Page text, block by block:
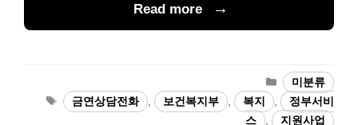
Read more
카
테
고
미분류
태
그
금연상담전화 보건복지부 복지
정부서비
스
지원사업